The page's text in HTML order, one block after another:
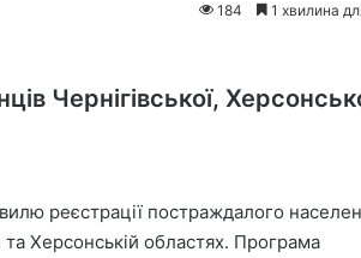
184 1 хвилина
Чернігівської,
реєстрації постраждалого
та Херсонській областях. Програма